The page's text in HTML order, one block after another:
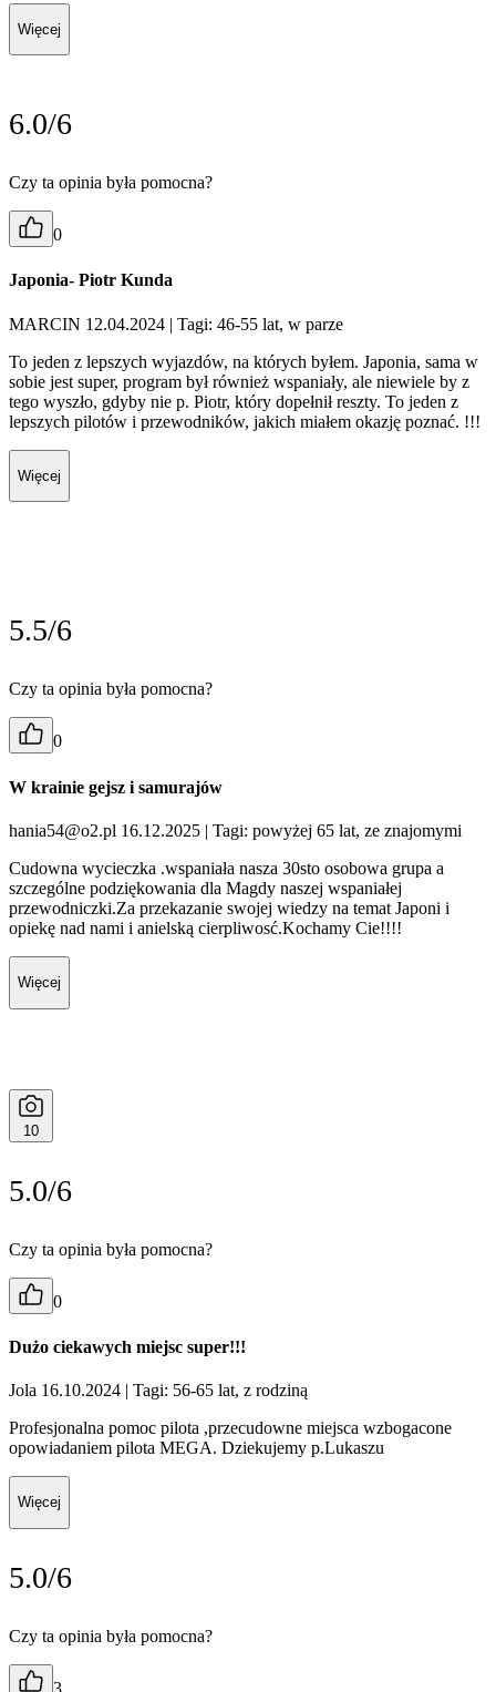
Więcej
6.0/6
Czy ta opinia była pomocna?
0
Japonia- Piotr Kunda
MARCIN 12.04.2024 | Tagi: 46-55 lat, w parze
To jeden z lepszych wyjazdów, na których byłem. Japonia, sama w
sobie jest super, program był również wspaniały, ale niewiele by z
tego wyszło, gdyby nie p. Piotr, który dopełnił reszty. To jeden z
lepszych pilotów i przewodników, jakich miałem okazję poznać. !!!
Więcej
5.5/6
Czy ta opinia była pomocna?
0
W krainie gejsz i samurajów
hania54@o2.pl 16.12.2025 | Tagi: powyżej 65 lat, ze znajomymi
Cudowna wycieczka .wspaniała nasza 30sto osobowa grupa a
szczególne podziękowania dla Magdy naszej wspaniałej
przewodniczki.Za przekazanie swojej wiedzy na temat Japoni i
opiekę nad nami i anielską cierpliwosć.Kochamy Cie!!!!
Więcej
10
5.0/6
Czy ta opinia była pomocna?
0
Dużo ciekawych miejsc super!!!
Jola 16.10.2024 | Tagi: 56-65 lat, z rodziną
Profesjonalna pomoc pilota ,przecudowne miejsca wzbogacone
opowiadaniem pilota MEGA. Dziekujemy p.Lukaszu
Więcej
5.0/6
Czy ta opinia była pomocna?
3